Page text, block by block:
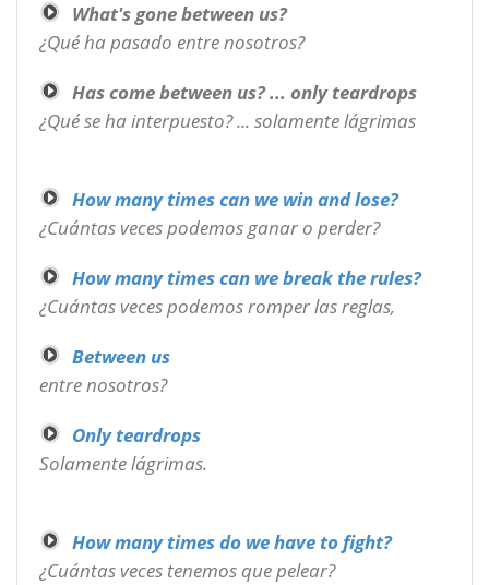
What's gone between us?
¿Qué ha pasado entre nosotros?
Has come between us? ... only teardrops
¿Qué se ha interpuesto? ... solamente lágrimas
How many times can we win and lose?
¿Cuántas veces podemos ganar o perder?
How many times can we break the rules?
¿Cuántas veces podemos romper las reglas,
Between us
entre nosotros?
Only teardrops
Solamente lágrimas.
How many times do we have to fight?
¿Cuántas veces tenemos que pelear?